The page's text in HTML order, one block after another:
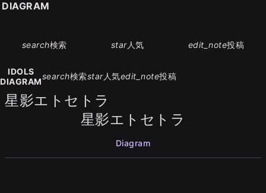
search検索 star人気 edit_note投稿
IDOLS
DIAGRAM
search検索star人気edit_note投稿
星影エトセトラ
星影エトセトラ
Diagram